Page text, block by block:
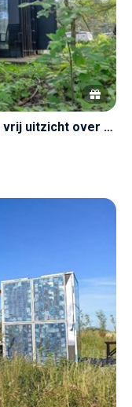
Cabin aan de rand van het bos met vrij uitzicht over een glooiend landschap